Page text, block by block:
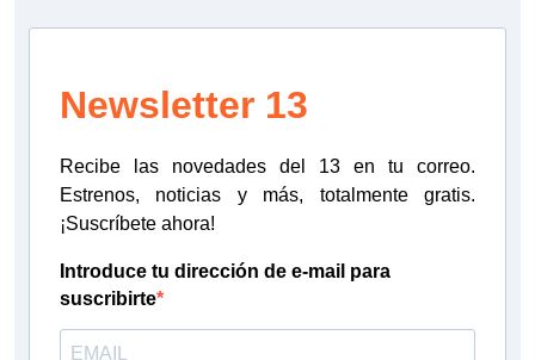
Newsletter 13
Recibe las novedades del 13 en tu correo.
Estrenos, noticias y más, totalmente gratis.
¡Suscríbete ahora!
Introduce tu dirección de e-mail para
suscribirte